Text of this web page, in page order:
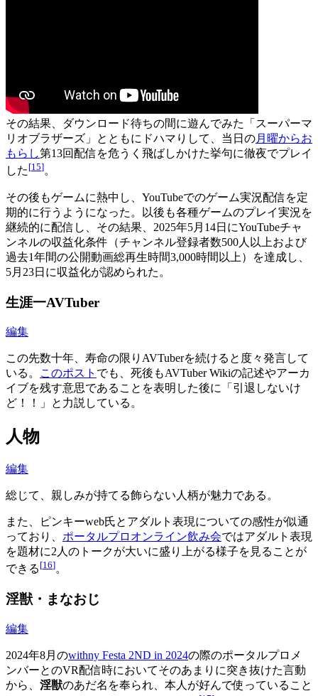
その結果、ダウンロード待ちの間に遊んでみた「スーパーマ
リオブラザーズ」とともにドハマりして、当日の月曜からお
もらし第13回配信を危うく飛ばしかけた挙句に徹夜でプレイ
した [15]。
その後もゲームに熱中し、YouTubeでのゲーム実況配信を定
期的に行うようになった。以後も各種ゲームのプレイ実況を
継続的に配信し、その結果、2025年5月14日にYouTubeチャ
ンネルの収益化条件（チャンネル登録者数500人以上および
過去1年間の公開動画総再生時間3,000時間以上）を達成し、
5月23日に収益化が認められた。
生涯一AVTuber
編集
この先数十年、寿命の限りAVTuberを続けると度々発言して
いる。
このポスト でも、死後もAVTuber Wikiの記述やアーカ
イブを残す意思であることを表明した後に「引退しないけ
ど！！」と力説している。
人物
編集
総じて、親しみが持てる飾らない人柄が魅力である。
また、ピンキーweb氏とアダルト表現についての感性が似通
っており、 ポータルプロオンライン飲み会ではアダルト表現
を題材に2人のトークが大いに盛り上がる様子を見ることが
できる [16]。
淫獣・まなおじ
編集
2024年8月のwithny Festa 2ND in 2024の際のポータルプロメ
ンバーとのVR配信時においてそのあまりに突き抜けた言動
から、 淫獣のあだ名を奉られ、本人が好んで使っていること